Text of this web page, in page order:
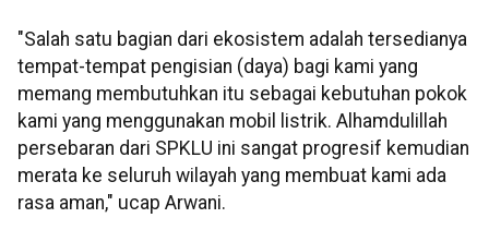
"Salah satu bagian dari ekosistem adalah tersedianya
tempat-tempat pengisian (daya) bagi kami yang
memang membutuhkan itu sebagai kebutuhan pokok
kami yang menggunakan mobil listrik. Alhamdulillah
persebaran dari SPKLU ini sangat progresif kemudian
merata ke seluruh wilayah yang membuat kami ada
rasa aman," ucap Arwani.